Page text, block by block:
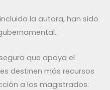
la autora, han sido
que apoya el
destinen más recursos
a los magistrados: